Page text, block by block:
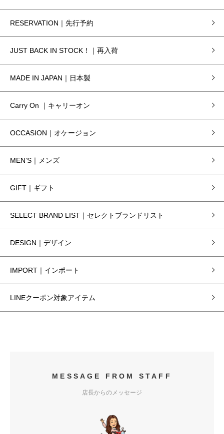
RESERVATION｜先行予約
JUST BACK IN STOCK！｜再入荷
MADE IN JAPAN｜日本製
Carry On ｜キャリーオン
OCCASION｜オケージョン
MEN’S｜メンズ
GIFT｜ギフト
SELECT BRAND LIST｜セレクトブランドリスト
DESIGN｜デザイン
IMPORT｜インポート
LINEクーポン対象アイテム
MESSAGE FROM STAFF
店長からのメッセージ